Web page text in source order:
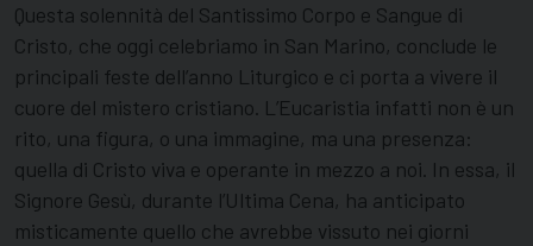
Questa solennità del Santissimo Corpo e Sangue di
Cristo, che oggi celebriamo in San Marino, conclude le
principali feste dell’anno Liturgico e ci porta a vivere il
cuore del mistero cristiano. L’Eucaristia infatti non è un
rito, una figura, o una immagine, ma una presenza:
quella di Cristo viva e operante in mezzo a noi. In essa, il
Signore Gesù, durante l’Ultima Cena, ha anticipato
misticamente quello che avrebbe vissuto nei giorni